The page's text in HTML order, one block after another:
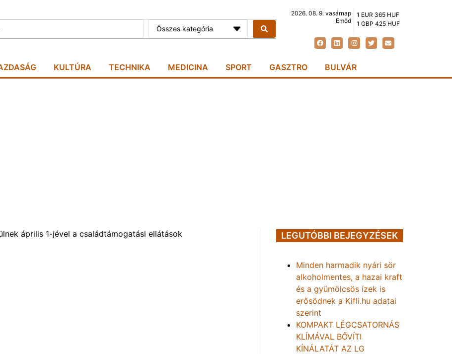
Összes kategória
2026. 08. 9. vasárnap
Emőd
1 EUR 365 HUF
1 GBP 425 HUF
KULTÚRA TECHNIKA MEDICINA SPORT GASZTRO BULVÁR
április 1-jével a családtámogatási ellátások LEGUTÓBBI BEJEGYZÉSEK
Minden harmadik nyári sör
alkoholmentes, a hazai kraft
és a gyümölcsös ízek is
erősödnek a Kifli.hu adatai
szerint
KOMPAKT LÉGCSATORNÁS
KLÍMÁVAL BŐVÍTI
KÍNÁLATÁT AZ LG